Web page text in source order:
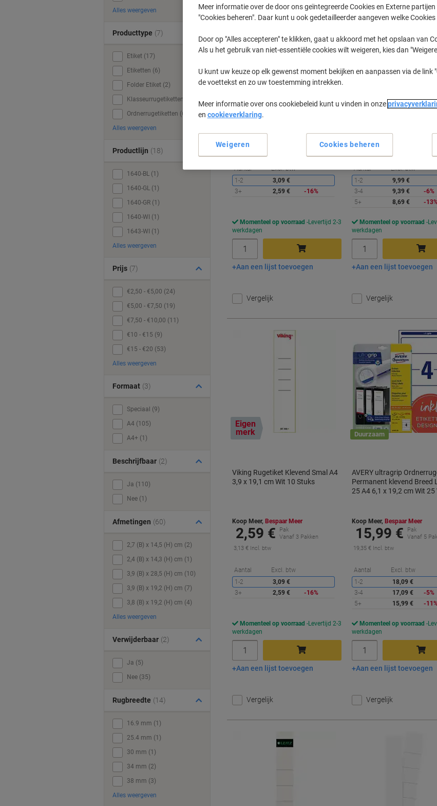
Eigen
19,1 cm Wit 10 Stuks
Koop Meer,
2,59 €
Vanaf 3 Pakken
3,13 € Incl. btw
Aantal Excl. btw
Korting
1-2
3,09 €
3+
2,59 € -16%
Momenteel op voorraad
Levertijd 2-3
werkdagen
In winkelwagen
Aan een lijst toevoegen
Vergelijk
81080 Voor Esselte No.1
8,69 €
Vanaf 5
10,51 € Incl. btw
Aantal Excl. btw
1-2
9,99 €
3-4
9,39 €
-6%
5+
8,69 € -
Momenteel op voorraad
werkdagen
In
Aan een lijst toevoegen
Vergelijk
Eigen
merk
Viking Rugetiket Klevend Smal A4
3,9 x 19,1 cm Wit 10 Stuks
Koop Meer, Bespaar Meer
2,59 €
Pak
Vanaf 3 Pakken
3,13 € Incl. btw
Aantal Excl. btw
Korting
1-2
3,09 €
3+
2,59 € -16%
Momenteel op voorraad
Levertijd 2-3
werkdagen
In winkelwagen
Aan een lijst toevoegen
Vergelijk
Duurzaam
AVERY ultragrip
Permanent klevend Breed
25 A4 6,1 x 19,2 cm Wit 25
Koop Meer, Bespaar Meer
15,99 €
Pak
Vanaf 5
19,35 € Incl. btw
Aantal Excl. btw
1-2
18,09 €
3-4
17,09 €
-5%
5+
15,99 € -
Momenteel op voorraad
werkdagen
In
Aan een lijst toevoegen
Vergelijk
Alles weergeven
Producttype (7)
Etiket (17)
Etiketten (6)
Folder Etiket (2)
Klasseurrugetiketten (1)
Ordnerrugetiketten (61)
Alles weergeven
Productlijn (18)
1640-BL (1)
1640-GL (1)
1640-GR (1)
1640-WI (1)
1643-WI (1)
Alles weergeven
Prijs (7)
€2,50 - €5,00 (24)
€5,00 - €7,50 (19)
€7,50 - €10,00 (11)
€10 - €15 (9)
€15 - €20 (53)
Alles weergeven
Formaat (3)
Speciaal (9)
A4 (105)
A4+ (1)
Beschrijfbaar (2)
Ja (110)
Nee (1)
Afmetingen (60)
2,7 (B) x 14,5 (H) cm (2)
2,4 (B) x 14,3 (H) cm (1)
3,9 (B) x 28,5 (H) cm (10)
3,9 (B) x 19,2 (H) cm (7)
3,8 (B) x 19,2 (H) cm (4)
Alles weergeven
Verwijderbaar (2)
Ja (5)
Nee (35)
Rugbreedte (14)
16.9 mm (1)
25.4 mm (1)
30 mm (1)
34 mm (2)
38 mm (3)
Alles weergeven
Meer informatie over de door ons geïntegreerde Cookies en Externe
"Cookies beheren". Daar kunt u ook gedetailleerder aangeven welke
Door op "Alles accepteren" te klikken, gaat u akkoord met het opslaan van
Als u het gebruik van niet-essentiële cookies wilt weigeren, kies dan
U kunt uw keuze op elk gewenst moment bekijken en aanpassen via de link
de voettekst en zo uw toestemming intrekken.
Meer informatie over ons cookiebeleid kunt u vinden in onze
en cookieverklaring.
Cookies beheren
Weigeren